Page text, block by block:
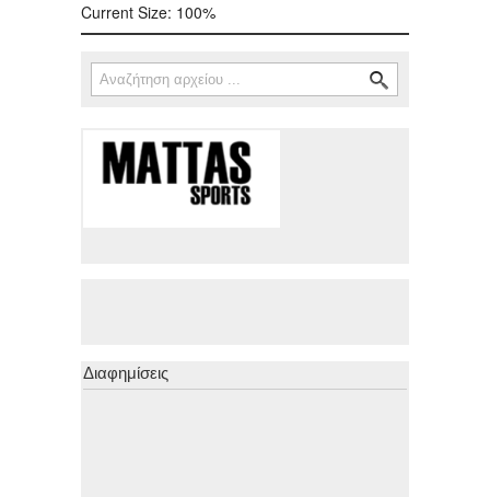
Current Size: 100%
Φόρμα αναζήτησης
Αναζήτηση
Διαφημίσεις